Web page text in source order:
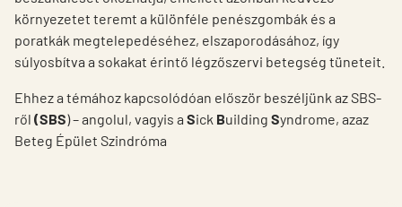
környezetet teremt a különféle penészgombák és a
poratkák megtelepedéséhez, elszaporodásához, így
súlyosbítva a sokakat érintő légzőszervi betegség tüneteit.
Ehhez a témához kapcsolódóan először beszéljünk az SBS-
ről (SBS) – angolul, vagyis a Sick Building Syndrome, azaz
Beteg Épület Szindróma